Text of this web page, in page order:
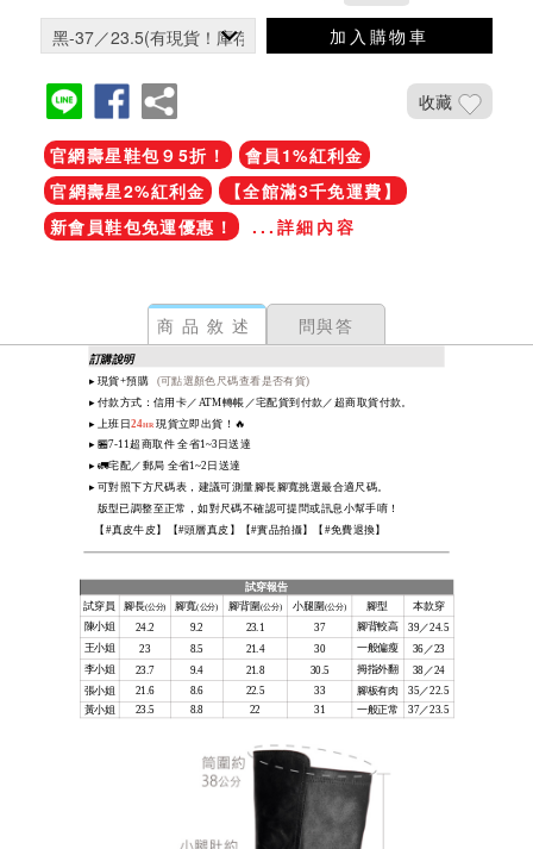
加入購物車
收藏
官網壽星鞋包９5折！
會員1%紅利金
官網壽星2%紅利金
【全館滿3千免運費】
新會員鞋包免運優惠！
...詳細內容
商品敘述 問與答